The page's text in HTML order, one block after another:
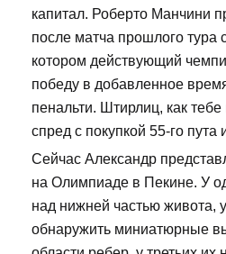
капитал. Роберто Манчини
после матча прошлого тура
котором действующий
победу в добавленное
пенальти. Штирлиц, как
спред с покупкой 55-го
Сейчас Александр
на Олимпиаде в Пекине. У
над нижней частью живота,
обнаружить миниатюрные